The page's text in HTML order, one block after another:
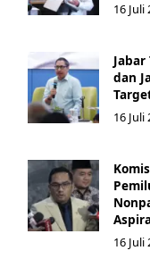
16 Juli
dan
16 Juli
16 Juli